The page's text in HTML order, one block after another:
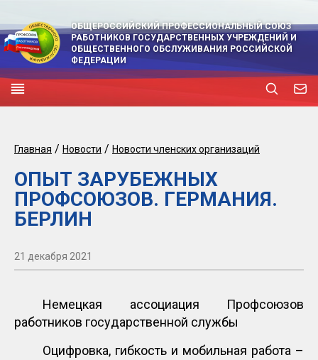
ОБЩЕРОССИЙСКИЙ ПРОФЕССИОНАЛЬНЫЙ СОЮЗ
РАБОТНИКОВ ГОСУДАРСТВЕННЫХ УЧРЕЖДЕНИЙ И
ОБЩЕСТВЕННОГО ОБСЛУЖИВАНИЯ РОССИЙСКОЙ
ФЕДЕРАЦИИ
Главная / Новости / Новости членских организаций
ОПЫТ ЗАРУБЕЖНЫХ
ПРОФСОЮЗОВ. ГЕРМАНИЯ.
БЕРЛИН
21 декабря 2021
Немецкая ассоциация Профсоюзов
работников государственной службы
Оцифровка, гибкость и мобильная работа –